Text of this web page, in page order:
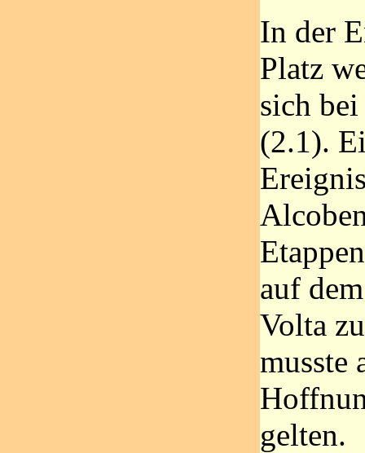
In der
Platz
sich
(2.1).
auf
Volta
musste
gelten.